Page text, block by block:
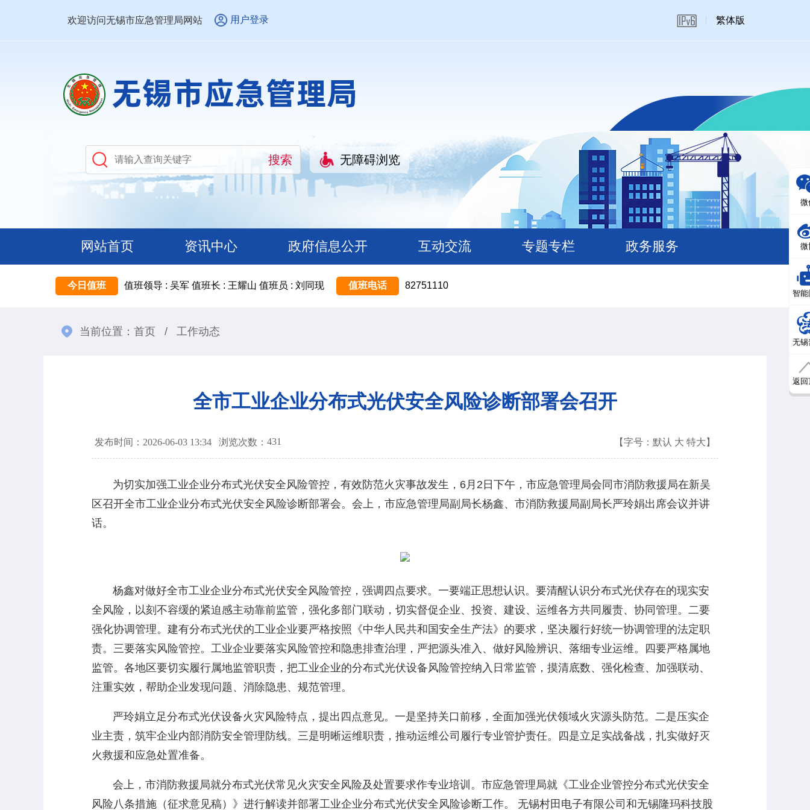
欢迎访问无锡市应急管理局网站 用户登录 繁体版
无障碍浏览
网站首页 资讯中心 政府信息公开 互动交流 专题专栏 政务服务
今日值班 值班领导 : 吴军 值班长 : 王耀山 值班员 : 刘同现 值班电话 82751110
当前位置： 首页 / 工作动态
全市工业企业分布式光伏安全风险诊断部署会召开
发布时间：2026-06-03 13:34 浏览次数： 431 【字号： 默认 大 特大 】
为切实加强工业企业分布式光伏安全风险管控，有效防范火灾事故发生，6月2日下午，市应急管理局会同市消防救援局在新吴
区召开全市工业企业分布式光伏安全风险诊断部署会。会上，市应急管理局副局长杨鑫、市消防救援局副局长严玲娟出席会议并讲
话。
杨鑫对做好全市工业企业分布式光伏安全风险管控，强调四点要求。一要端正思想认识。要清醒认识分布式光伏存在的现实安
全风险，以刻不容缓的紧迫感主动靠前监管，强化多部门联动，切实督促企业、投资、建设、运维各方共同履责、协同管理。二要
强化协调管理。建有分布式光伏的工业企业要严格按照《中华人民共和国安全生产法》的要求，坚决履行好统一协调管理的法定职
责。三要落实风险管控。工业企业要落实风险管控和隐患排查治理，严把源头准入、做好风险辨识、落细专业运维。四要严格属地
监管。各地区要切实履行属地监管职责，把工业企业的分布式光伏设备风险管控纳入日常监管，摸清底数、强化检查、加强联动、
注重实效，帮助企业发现问题、消除隐患、规范管理。
严玲娟立足分布式光伏设备火灾风险特点，提出四点意见。一是坚持关口前移，全面加强光伏领域火灾源头防范。二是压实企
业主责，筑牢企业内部消防安全管理防线。三是明晰运维职责，推动运维公司履行专业管护责任。四是立足实战备战，扎实做好灭
火救援和应急处置准备。
会上，市消防救援局就分布式光伏常见火灾安全风险及处置要求作专业培训。市应急管理局就《工业企业管控分布式光伏安全
风险八条措施（征求意见稿）》进行解读并部署工业企业分布式光伏安全风险诊断工作。 无锡村田电子有限公司和无锡隆玛科技股
微
微
智能
无锡
返回